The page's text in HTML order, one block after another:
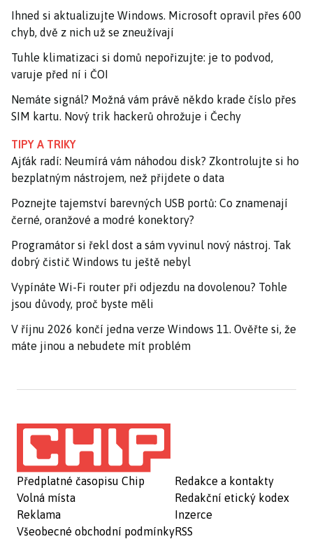
Ihned si aktualizujte Windows. Microsoft opravil přes 600
chyb, dvě z nich už se zneužívají
Tuhle klimatizaci si domů nepořizujte: je to podvod,
varuje před ní i ČOI
Nemáte signál? Možná vám právě někdo krade číslo přes
SIM kartu. Nový trik hackerů ohrožuje i Čechy
TIPY A TRIKY
Ajťák radí: Neumírá vám náhodou disk? Zkontrolujte si ho
bezplatným nástrojem, než přijdete o data
Poznejte tajemství barevných USB portů: Co znamenají
černé, oranžové a modré konektory?
Programátor si řekl dost a sám vyvinul nový nástroj. Tak
dobrý čistič Windows tu ještě nebyl
Vypínáte Wi-Fi router při odjezdu na dovolenou? Tohle
jsou důvody, proč byste měli
V říjnu 2026 končí jedna verze Windows 11. Ověřte si, že
máte jinou a nebudete mít problém
Předplatné časopisu Chip
Volná místa
Reklama
Všeobecné obchodní podmínky
Redakce a kontakty
Redakční etický kodex
Inzerce
RSS